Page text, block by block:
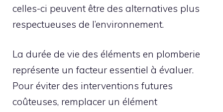
celles-ci peuvent être des alternatives plus
respectueuses de l’environnement.
La durée de vie des éléments en plomberie
représente un facteur essentiel à évaluer.
Pour éviter des interventions futures
coûteuses, remplacer un élément